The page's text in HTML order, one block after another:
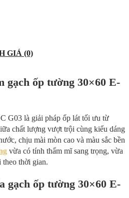
GIÁ (0)
gạch ốp tường 30×60 E-
G03 là giải pháp ốp lát tối ưu từ
chất lượng vượt trội cùng kiểu dáng
chịu mài mòn cao và màu sắc bền
vừa có tính thẩm mĩ sang trọng, vừa
theo thời gian.
gạch ốp tường 30×60 E-